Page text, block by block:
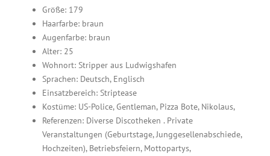
Größe: 179
Haarfarbe: braun
Augenfarbe: braun
Alter: 25
Wohnort: Stripper aus Ludwigshafen
Sprachen: Deutsch, Englisch
Einsatzbereich: Striptease
Kostüme: US-Police, Gentleman, Pizza Bote, Nikolaus,
Referenzen: Diverse Discotheken . Private
Veranstaltungen (Geburtstage, Junggesellenabschiede,
Hochzeiten), Betriebsfeiern, Mottopartys,